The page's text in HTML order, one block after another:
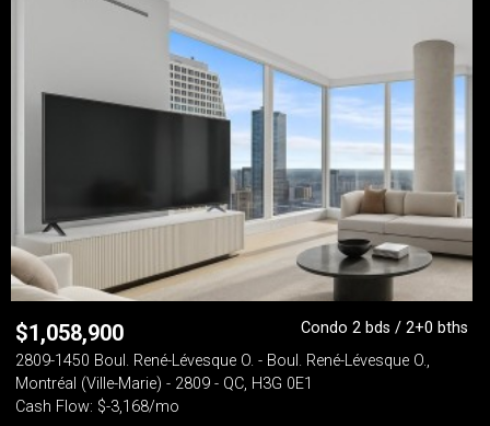
$1,058,900
Condo 2 bds / 2+0 bths
2809-1450 Boul. René-Lévesque O. - Boul. René-Lévesque O.,
Montréal (Ville-Marie) - 2809 - QC, H3G 0E1
Cash Flow: $-3,168/mo